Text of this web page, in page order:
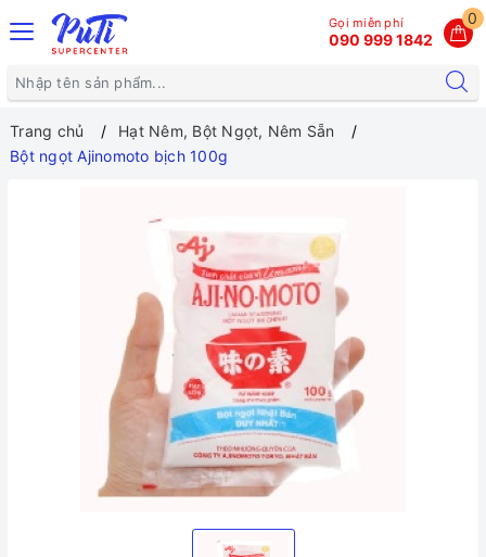
0
Gọi miễn phí
090 999 1842
Trang chủ
Hạt Nêm, Bột Ngọt, Nêm Sẵn
Bột ngọt Ajinomoto bịch 100g